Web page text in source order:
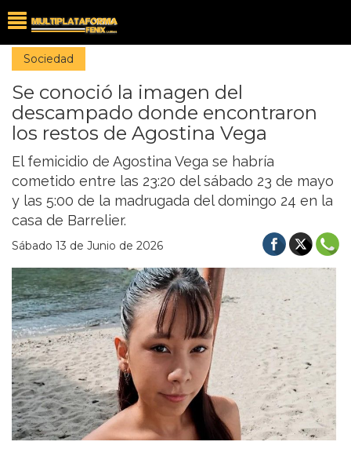
Sociedad
Se conoció la imagen del
descampado donde encontraron
los restos de Agostina Vega
El femicidio de Agostina Vega se habría
cometido entre las 23:20 del sábado 23 de mayo
y las 5:00 de la madrugada del domingo 24 en la
casa de Barrelier.
Sábado 13 de Junio de 2026